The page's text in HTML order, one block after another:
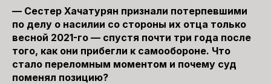
— Сестер Хачатурян признали потерпевшими
по делу о насилии со стороны их отца только
весной 2021-го — спустя почти три года после
того, как они прибегли к самообороне. Что
стало переломным моментом и почему суд
поменял позицию?